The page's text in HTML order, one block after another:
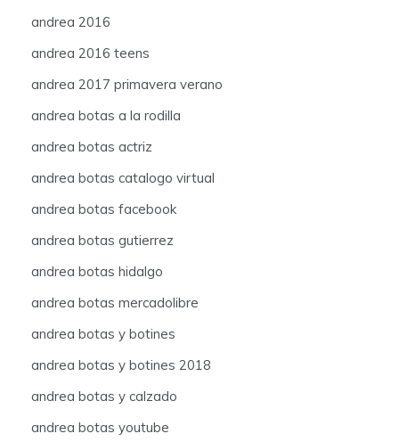
andrea 2016
andrea 2016 teens
andrea 2017 primavera verano
andrea botas a la rodilla
andrea botas actriz
andrea botas catalogo virtual
andrea botas facebook
andrea botas gutierrez
andrea botas hidalgo
andrea botas mercadolibre
andrea botas y botines
andrea botas y botines 2018
andrea botas y calzado
andrea botas youtube